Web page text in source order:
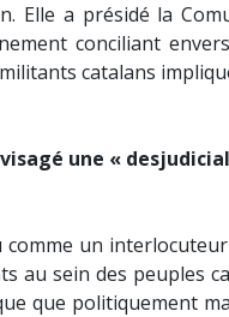
Elle a présidé la
conciliant
catalans
une «
comme un
au sein des peuples
que politiquement